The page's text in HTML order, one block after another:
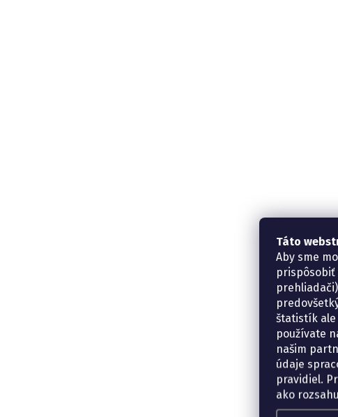
Táto
Aby sme
prispôsobiť
štatistík ale
používate
našim
údaje
pravidiel.
ako